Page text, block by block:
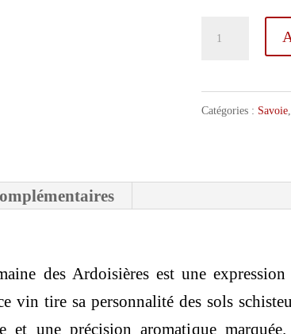
quantité
des
Catégories : Savoie,
des Ardoisières est une
vin tire sa personnalité des sols
et une précision aromatique